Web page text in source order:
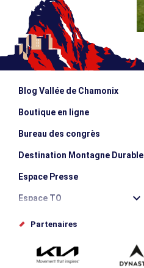
Blog Vallée de Chamonix
Boutique en ligne
Bureau des congrès
Destination Montagne Durable
Espace Presse
Espace TO
Offices de tourisme
Proposez votre évènement
Partenaires